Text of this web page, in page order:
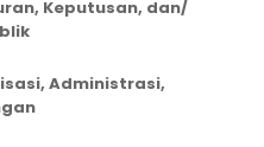
Keputusan, dan/
Administrasi,